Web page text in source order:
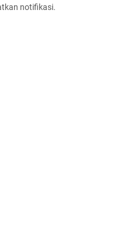
notifikasi.